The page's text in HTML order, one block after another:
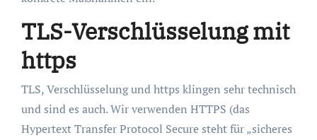
TLS-Verschlüsselung mit
https
TLS, Verschlüsselung und https klingen sehr technisch
und sind es auch. Wir verwenden HTTPS (das
Hypertext Transfer Protocol Secure steht für „sicheres